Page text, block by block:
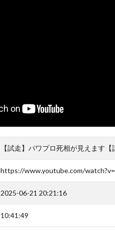
【試走】パワプロ死相が見えます【
https://www.youtube.com/
2025-06-21 20:21:16
10:41:49